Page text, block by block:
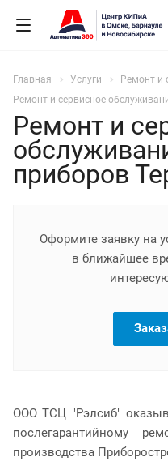
Главная Услуги
Ремонт и
Ремонт и сервисное
Ремонт и
приборов
Оформите заявку на
в ближайшее
ООО ТСЦ "Рэлсиб"
послегарантийному
производства